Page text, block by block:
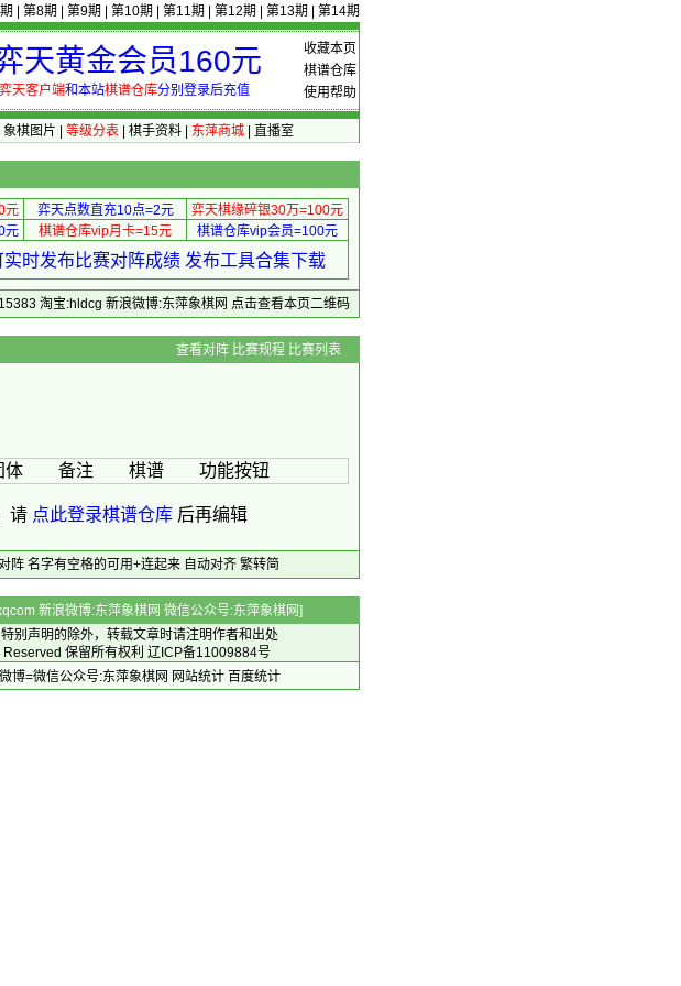
第8期 第9期 第10期 第11期 第12期 第13期 第14期
收藏本页
棋谱仓库
使用帮助
天黄金会员160元
天客户端和本站棋谱仓库分别登录后充值
象棋图片 等级分表| 棋手资料| 东萍商城| 直播室
元 弈天点数直充10点=2元
弈天棋缘碎银30万=100元
元 棋谱仓库vip月卡=15元 棋谱仓库vip会员=100元
时发布比赛对阵成绩 发布工具合集下载
淘宝:hldcg 新浪微博:东萍象棋网 点击查看本页二维码
轮 查看对阵 比赛规程 比赛列表
团体 备注 棋谱 功能按钮
请 点此登录棋谱仓库 后再编辑
阵 名字有空格的可用+连起来 自动对齐 繁转简
新浪微博:东萍象棋网 微信公众号:东萍象棋网]
别声明的除外，转载文章时请注明作者和出处
保留所有权利 辽ICP备11009884号
博=微信公众号:东萍象棋网 网站统计 百度统计